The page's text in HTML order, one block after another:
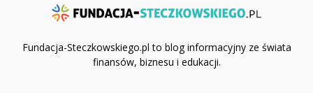
Fundacja-Steczkowskiego.pl to blog informacyjny ze świata
finansów, biznesu i edukacji.